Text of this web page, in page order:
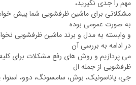
مهم را جدی نگیرید،
مشکلاتی برای ماشین ظرفشویی شما پیش
به صورت عمومی بوده
و وابسته به مدل و برند ماشین ظرفشویی
در ادامه به بررسی آن
می پردازیم و روش های رفع مشکلات برای
ظرفشویی از جمله ال
جی، پاناسونیک، بوش، سامسونگ، دوو، اسنوا،